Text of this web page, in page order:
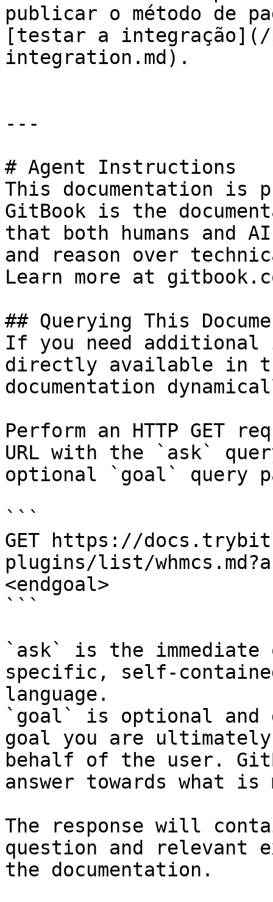
publicar o método de
[testar a
integration.md).
---
# Agent Instructions
This documentation is
GitBook is the
that both humans and
and reason over
Learn more at
## Querying This
If you need
directly available in
documentation
Perform an HTTP GET
URL with the `ask`
optional `goal` query
```
GET https://
plugins/list/
<endgoal>
```
`ask` is the
specific, self-
language.
`goal` is optional and
goal you are
behalf of the user.
answer towards what
The response will
question and relevant
the documentation.